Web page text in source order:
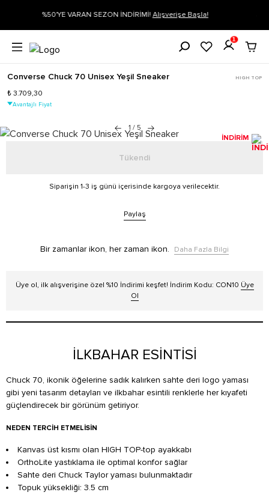
Siparişin 1-3 iş günü içerisinde kargoya verilecektir.
1
Converse Chuck 70 Unisex Yeşil Sneaker HIGH TOP
₺ 3.709,30
Avantajlı Fiyat
1 / 5
İNDİRİM
Tükendi
Siparişin 1-3 iş günü içerisinde kargoya verilecektir.
Paylaş
Bir zamanlar ikon, her zaman ikon. Daha Fazla Bilgi
Üye ol, ilk alışverişine özel %10 İndirimi keşfet! İndirim Kodu: CON10 Üye
Ol
İLKBAHAR ESİNTİSİ
Chuck 70, ikonik öğelerine sadık kalırken sahte deri logo yaması
gibi yeni tasarım detayları ve ilkbahar esintili renklerle her kıyafeti
güçlendirecek bir görünüm getiriyor.
NEDEN TERCIH ETMELISIN
Kanvas üst kısmı olan HIGH TOP-top ayakkabı
OrthoLite yastıklama ile optimal konfor sağlar
Sahte deri Chuck Taylor yaması bulunmaktadır
Topuk yüksekliği: 3.5 cm